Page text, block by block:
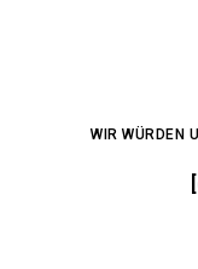
WIR WÜRDEN